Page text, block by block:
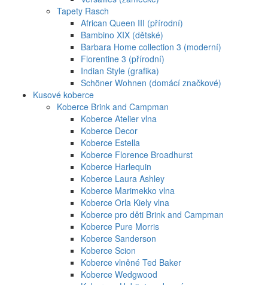
Tapety Rasch
African Queen III (přírodní)
Bambino XIX (dětské)
Barbara Home collection 3 (moderní)
Florentine 3 (přírodní)
Indian Style (grafika)
Schöner Wohnen (domácí značkové)
Kusové koberce
Koberce Brink and Campman
Koberce Atelier vlna
Koberce Decor
Koberce Estella
Koberce Florence Broadhurst
Koberce Harlequin
Koberce Laura Ashley
Koberce Marimekko vlna
Koberce Orla Kiely vlna
Koberce pro děti Brink and Campman
Koberce Pure Morris
Koberce Sanderson
Koberce Scion
Koberce vlněné Ted Baker
Koberce Wedgwood